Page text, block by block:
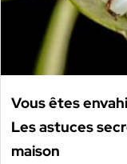
Vous êtes
Les astuces
maison